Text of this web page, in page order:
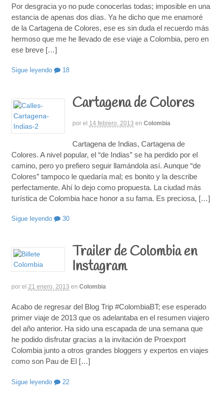
Por desgracia yo no pude conocerlas todas; imposible en una
estancia de apenas dos días. Ya he dicho que me enamoré
de la Cartagena de Colores, ese es sin duda el recuerdo más
hermoso que me he llevado de ese viaje a Colombia, pero en
ese breve […]
Sigue leyendo 18
Cartagena de Colores
por el 14 febrero, 2013 en Colombia
Cartagena de Indias, Cartagena de
Colores. A nivel popular, el “de Indias” se ha perdido por el
camino, pero yo prefiero seguir llamándola así. Aunque “de
Colores” tampoco le quedaría mal; es bonito y la describe
perfectamente. Ahí lo dejo como propuesta. La ciudad más
turística de Colombia hace honor a su fama. Es preciosa, […]
Sigue leyendo 30
Trailer de Colombia en
Instagram
por el 21 enero, 2013 en Colombia
Acabo de regresar del Blog Trip #ColombiaBT; ese esperado
primer viaje de 2013 que os adelantaba en el resumen viajero
del año anterior. Ha sido una escapada de una semana que
he podido disfrutar gracias a la invitación de Proexport
Colombia junto a otros grandes bloggers y expertos en viajes
como son Pau de El […]
Sigue leyendo 22